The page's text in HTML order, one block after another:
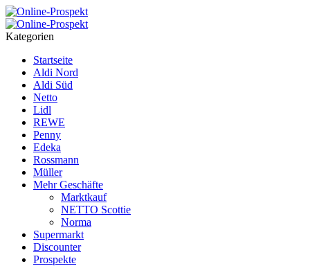
Menu
Search
Kategorien
Startseite
Aldi Nord
Aldi Süd
Netto
Lidl
REWE
Penny
Edeka
Rossmann
Müller
Mehr Geschäfte
Marktkauf
NETTO Scottie
Norma
Supermarkt
Discounter
Prospekte